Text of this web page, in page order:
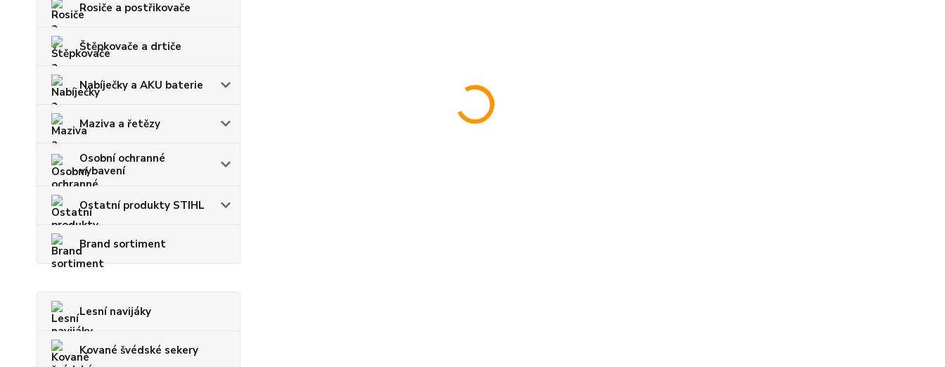
Rosiče a postřikovače
Štěpkovače a drtiče
Nabíječky a AKU baterie
Maziva a řetězy
Osobní ochranné
vybavení
Ostatní produkty STIHL
Brand sortiment
Lesní navijáky
Kované švédské sekery